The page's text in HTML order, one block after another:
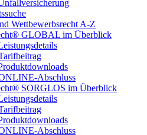
Wettbewerbsrecht A-Z
GLOBAL im Überblick
Abschluss
SORGLOS im Überblick
Abschluss